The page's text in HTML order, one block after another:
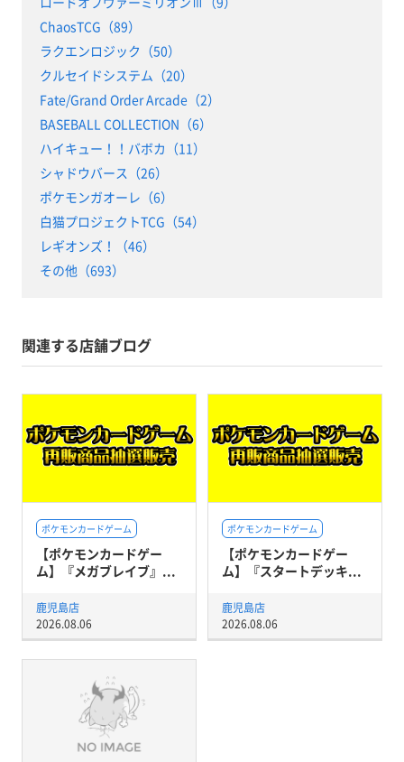
ChaosTCG（89）
ラクエンロジック（50）
クルセイドシステム（20）
Fate/Grand Order Arcade（2）
BASEBALL COLLECTION（6）
ハイキュー！！バボカ（11）
シャドウバース（26）
ポケモンガオーレ（6）
白猫プロジェクトTCG（54）
レギオンズ！（46）
その他（693）
関連する店舗ブログ
ポケモンカードゲーム
【ポケモンカードゲー
ム】『メガブレイブ』...
鹿児島店
2026.08.06
ポケモンカードゲーム
【ポケモンカードゲー
ム】『スタートデッキ...
鹿児島店
2026.08.06